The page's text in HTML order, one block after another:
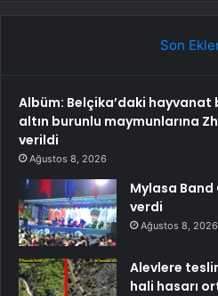
Son
Albüm: Belçika’daki
altın burunlu maymunlarına
verildi
Ağustos 8, 2026
Mylasa Band
verdi
Ağustos 8, 2026
Alevlere
hali hasarı